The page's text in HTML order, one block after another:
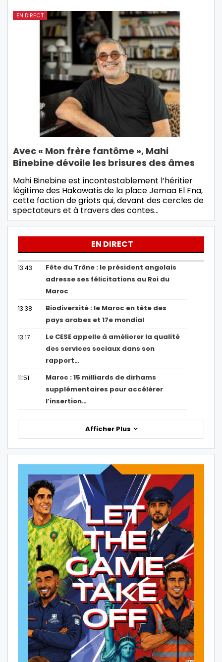
EN DIRECT
Avec « Mon frère fantôme », Mahi
Binebine dévoile les brisures des âmes
Mahi Binebine est incontestablement l’héritier
légitime des Hakawatis de la place Jemaa El Fna,
cette faction de griots qui, devant des cercles de
spectateurs et à travers des contes…
EN DIRECT
13:43
Fête du Trône : le président angolais
adresse ses félicitations au Roi du
Maroc
13:38
Biodiversité : le Maroc en tête des
pays arabes et 17e mondial
13:17
Le CESE appelle à améliorer la qualité
des services sociaux dans son
rapport…
11:51
Maroc : 15 milliards de dirhams
supplémentaires pour accélérer
l’insertion…
Afficher Plus